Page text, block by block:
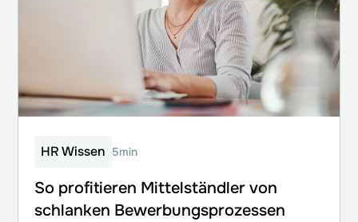
HR Wissen 5min
So profitieren Mittelständler von
schlanken Bewerbungsprozessen